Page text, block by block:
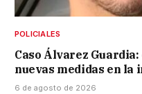
POLICIALES
Caso Álvarez
nuevas medidas en la
6 de agosto de 2026